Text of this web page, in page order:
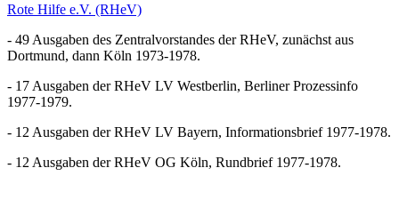
Rote Hilfe e.V. (RHeV)
- 49 Ausgaben des Zentralvorstandes der RHeV, zunächst aus
Dortmund, dann Köln 1973-1978.
- 17 Ausgaben der RHeV LV Westberlin, Berliner Prozessinfo
1977-1979.
- 12 Ausgaben der RHeV LV Bayern, Informationsbrief 1977-1978.
- 12 Ausgaben der RHeV OG Köln, Rundbrief 1977-1978.